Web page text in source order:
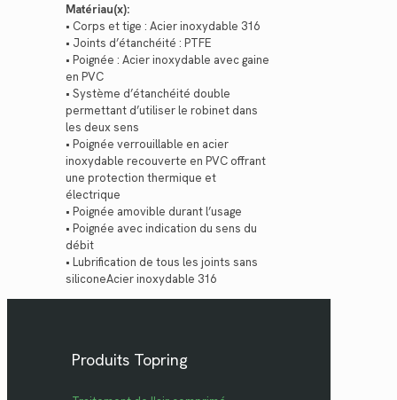
Matériau(x):
• Corps et tige : Acier inoxydable 316
• Joints d’étanchéité : PTFE
• Poignée : Acier inoxydable avec gaine
en PVC
• Système d’étanchéité double
permettant d’utiliser le robinet dans
les deux sens
• Poignée verrouillable en acier
inoxydable recouverte en PVC offrant
une protection thermique et
électrique
• Poignée amovible durant l’usage
• Poignée avec indication du sens du
débit
• Lubrification de tous les joints sans
siliconeAcier inoxydable 316
Produits Topring